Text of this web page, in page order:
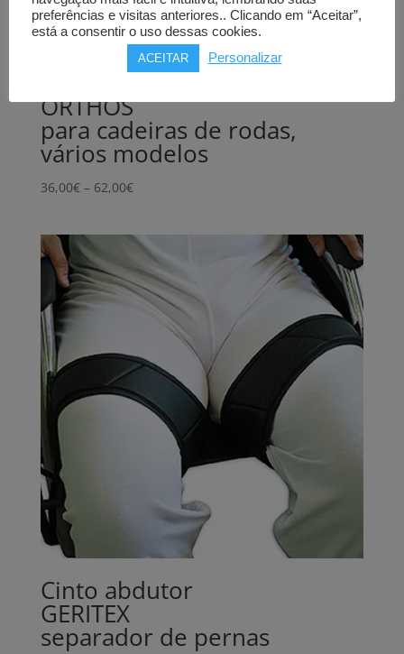
Cintos e coletes de fixação
ORTHOS
para cadeiras de rodas,
vários modelos
36,00€ – 62,00€Price
through
62,00€
Cinto abdutor
GERITEX
separador de pernas
preferências e visitas anteriores.. Clicando em “Aceitar”,
está a consentir o uso dessas cookies.
ACEITAR Personalizar